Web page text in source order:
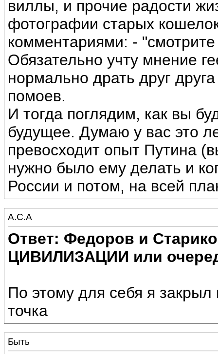
виллы, и прочие радости
фотографии старых
комментариями: -
Обязательно учту мнение
нормально драть друг
помоев.
И тогда поглядим, как вы
будущее. Думаю у вас это
превосходит опыт Путина
нужно было ему делать и
России и потом, на всей
А.С.А
Ответ: Федоров и
ЦИВИЛИЗАЦИИ или
По этому для себя я
точка
Быть